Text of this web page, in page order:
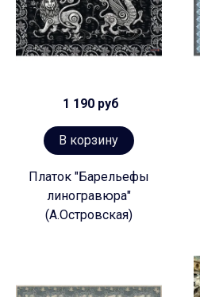
1 190 руб
В корзину
Платок "Барельефы
линогравюра"
(А.Островская)